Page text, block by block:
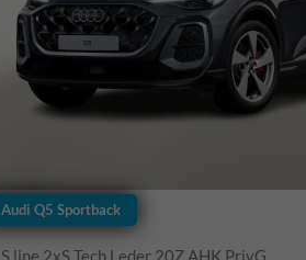
Audi Q5 Sportback
S line 2xS Tech Leder 20Z AHK PrivG